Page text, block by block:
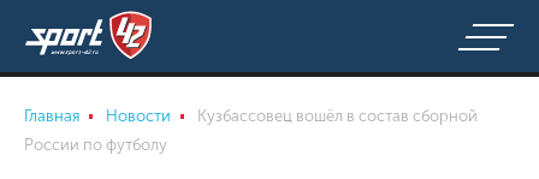
Главная Новости
Кузбассовец вошёл в состав сборной
России по футболу